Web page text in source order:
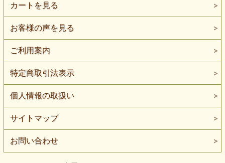
Q. 派手すぎませんか？
A. くすみ感のある色合いなので、柄物でも落ち着いた印象
で使えます。
Q. 普段着にも使えますか？
A. はい。シンプルなデザインに仕立てると大人っぽくまと
まります。
2.0mまで対応
カートを見る
お客様の声を見る
ご利用案内
特定商取引法表示
個人情報の取扱い
サイトマップ
お問い合わせ